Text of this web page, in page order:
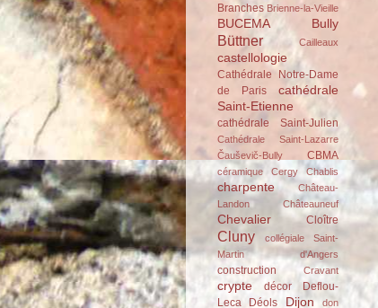
Branches Brienne-la-Vieille
BUCEMA Bully
Büttner Cailleaux
castellologie
Cathédrale Notre-Dame
de Paris
cathédrale
Saint-Etienne
cathédrale Saint-Julien
Cathédrale Saint-Lazarre
Čauševič-Bully
CBMA
céramique Cergy Chablis
charpente
Château-
Landon
Châteauneuf
Chevalier Cloître
Cluny
collégiale Saint-
Martin d'Angers
construction Cravant
crypte décor
Deflou-
Leca
Déols Dijon
don